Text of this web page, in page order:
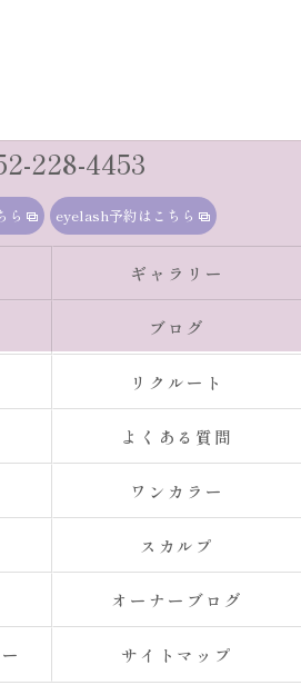
228-4453
ら eyelash予約はこちら
ギャラリー
ブログ
リクルート
よくある質問
ワンカラー
スカルプ
オーナーブログ
サイトマップ